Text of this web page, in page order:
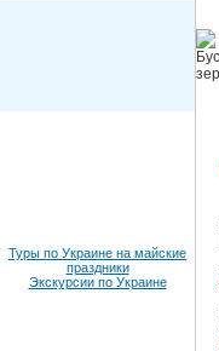
Туры по Украине на майские
праздники
Экскурсии по Украине